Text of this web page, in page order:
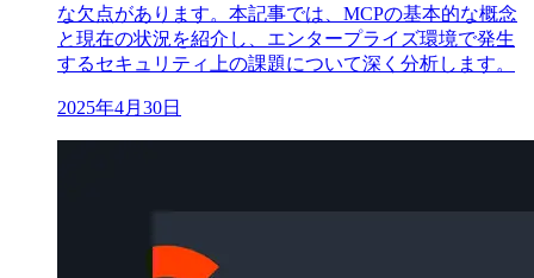
な欠点があります。本記事では、MCPの基本的な概念
と現在の状況を紹介し、エンタープライズ環境で発生
するセキュリティ上の課題について深く分析します。
2025年4月30日